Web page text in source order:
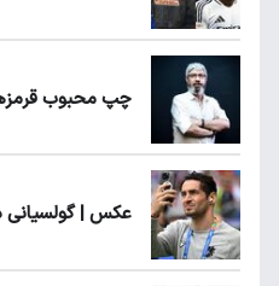
چپ محبوب
عکس | گولسیانی